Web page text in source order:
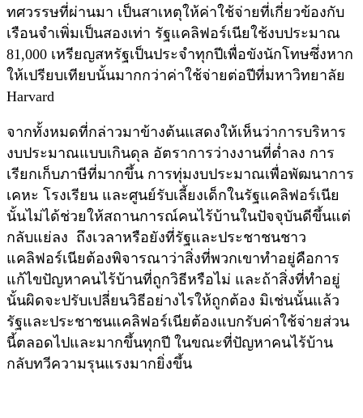
ทศวรรษที่ผ่านมา เป็นสาเหตุให้ค่าใช้จ่ายที่เกี่ยวข้องกับ
เรือนจำเพิ่มเป็นสองเท่า รัฐแคลิฟอร์เนียใช้งบประมาณ
81,000 เหรียญสหรัฐเป็นประจำทุกปีเพื่อขังนักโทษซึ่งหาก
ให้เปรียบเทียบนั้นมากกว่าค่าใช้จ่ายต่อปีที่มหาวิทยาลัย
Harvard
จากทั้งหมดที่กล่าวมาข้างต้นแสดงให้เห็นว่าการบริหาร
งบประมาณแบบเกินดุล อัตราการว่างงานที่ต่ำลง การ
เรียกเก็บภาษีที่มากขึ้น การทุ่มงบประมาณเพื่อพัฒนาการ
เคหะ โรงเรียน และศูนย์รับเลี้ยงเด็กในรัฐแคลิฟอร์เนีย
นั้นไม่ได้ช่วยให้สถานการณ์คนไร้บ้านในปัจจุบันดีขึ้นแต่
กลับแย่ลง ถึงเวลาหรือยังที่รัฐและประชาชนชาว
แคลิฟอร์เนียต้องพิจารณาว่าสิ่งที่พวกเขาทำอยู่คือการ
แก้ไขปัญหาคนไร้บ้านที่ถูกวิธีหรือไม่ และถ้าสิ่งที่ทำอยู่
นั้นผิดจะปรับเปลี่ยนวิธีอย่างไรให้ถูกต้อง มิเช่นนั้นแล้ว
รัฐและประชาชนแคลิฟอร์เนียต้องแบกรับค่าใช้จ่ายส่วน
นี้ตลอดไปและมากขึ้นทุกปี ในขณะที่ปัญหาคนไร้บ้าน
กลับทวีความรุนแรงมากยิ่งขึ้น